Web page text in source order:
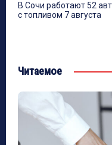
В Сочи работают 52
с топливом 7 августа
Читаемое